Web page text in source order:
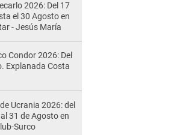
2026: Del 17
el 30 Agosto en
- Jesús María
Condor 2026: Del
Explanada Costa
Ucrania 2026: del
31 de Agosto en
Surco